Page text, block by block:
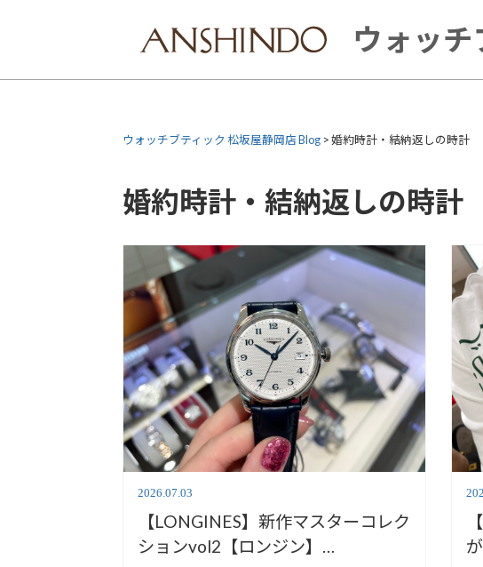
ウォッチ
ウォッチブティック 松坂屋静岡店 Blog >婚約時計・結納返しの時計
婚約時計・結納返しの時計
2026.07.03
【LONGINES】新作マスターコレク
ションvol2【ロンジン】